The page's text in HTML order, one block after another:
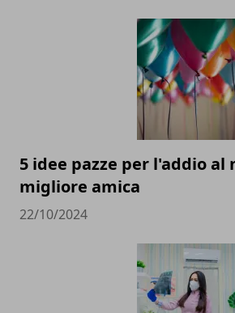
5 idee pazze per l'addio
migliore amica
22/10/2024